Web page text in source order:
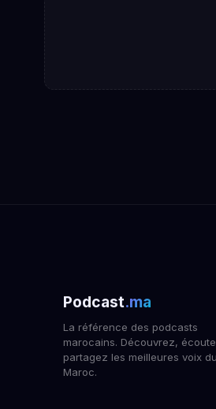
Podcast.ma
La référence des podcasts
marocains. Découvrez,
partagez les meilleures voix du
Maroc.